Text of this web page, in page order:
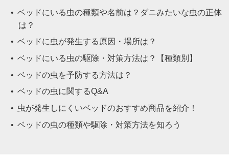
ベッドにいる虫の種類や名前は？ダニみたいな虫の正体
は？
ベッドに虫が発生する原因・場所は？
ベッドにいる虫の駆除・対策方法は？【種類別】
ベッドの虫を予防する方法は？
ベッドの虫に関するQ&A
虫が発生しにくいベッドのおすすめ商品を紹介！
ベッドの虫の種類や駆除・対策方法を知ろう